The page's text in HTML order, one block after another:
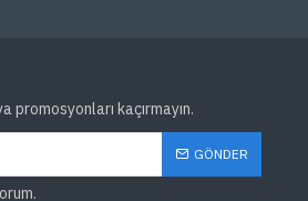
kaçırmayın.
GÖNDER